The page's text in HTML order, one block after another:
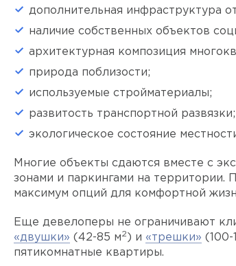
дополнительная инфраструктура
наличие собственных объектов
архитектурная композиция
природа поблизости;
используемые стройматериалы;
развитость транспортной развязки;
экологическое состояние
Многие объекты сдаются вместе с
зонами и паркингами на территории.
максимум опций для комфортной
Еще девелоперы не ограничивают
«двушки» (42-85 м2 ) и «трешки» (100-
пятикомнатные квартиры.